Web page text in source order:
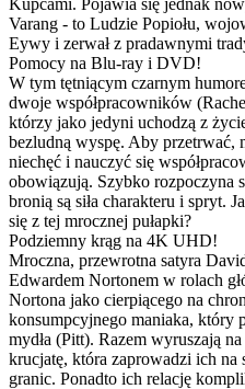
Kupcami. Pojawia się jednak
Varang - to Ludzie Popiołu,
Eywy i zerwał z pradawnymi
Pomocy na Blu-ray i DVD!
W tym tętniącym czarnym
dwoje współpracowników
którzy jako jedyni uchodzą z
bezludną wyspę. Aby przetrwać,
niechęć i nauczyć się
obowiązują. Szybko rozpoczyna
bronią są siła charakteru i spryt.
się z tej mrocznej pułapki?
Podziemny krąg na 4K UHD!
Mroczna, przewrotna satyra
Edwardem Nortonem w rolach
Nortona jako cierpiącego na
konsumpcyjnego maniaka, który
mydła (Pitt). Razem wyruszają
krucjatę, która zaprowadzi ich
granic. Ponadto ich relację